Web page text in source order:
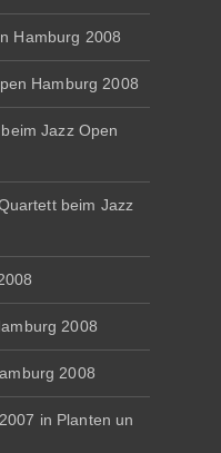
Hamburg 2008
Hamburg 2008
Jazz Open
beim Jazz
2008
2008
in Planten un